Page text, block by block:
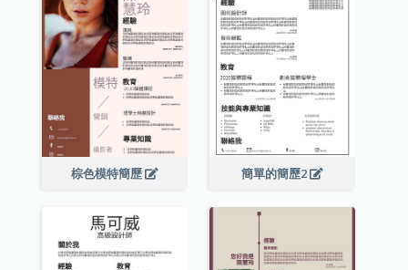
棕色模特簡歷 簡單的簡歷2